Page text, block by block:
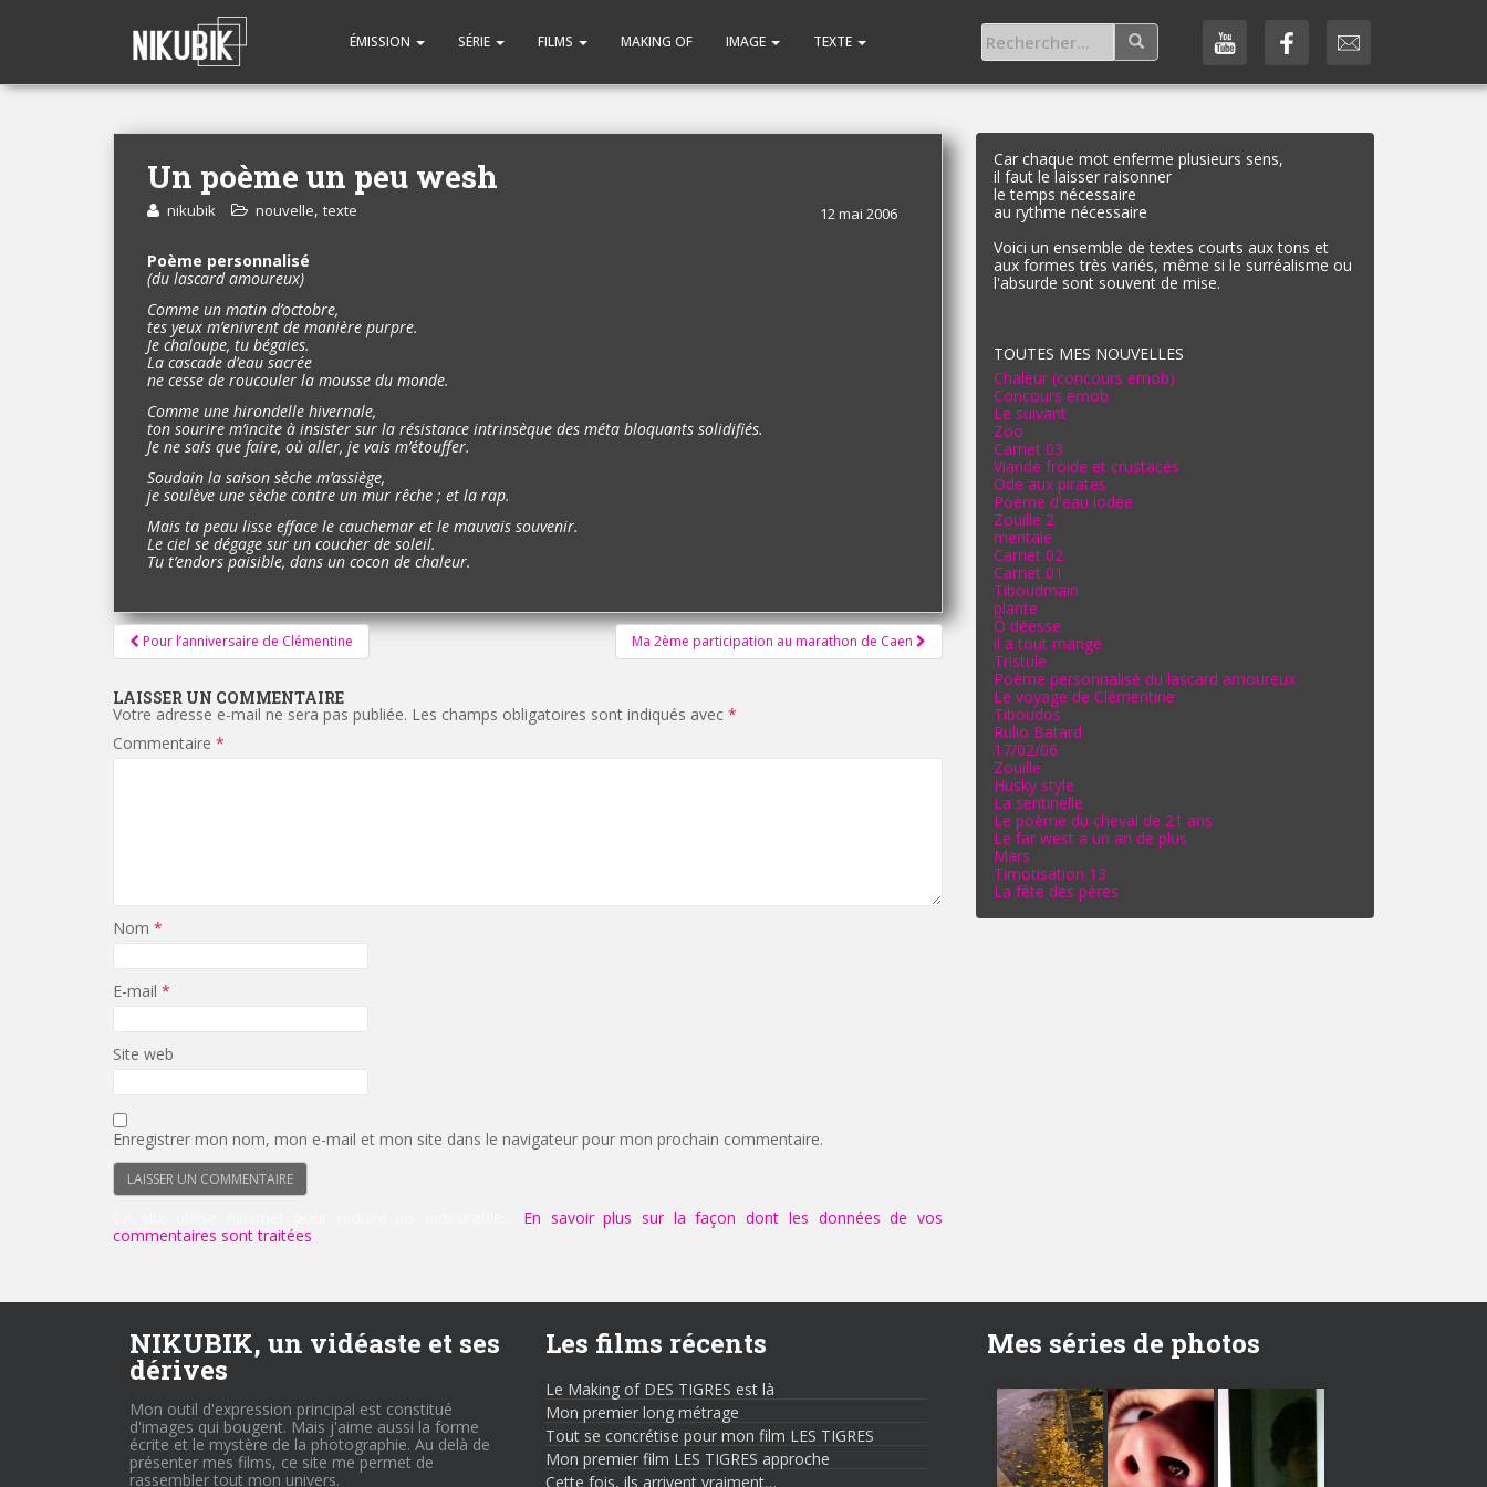
ÉMISSION SÉRIE FILMS MAKING OF IMAGE TEXTE
Un poème un peu wesh
12 mai 2006
nikubik nouvelle, texte
Poème personnalisé
(du lascard amoureux)
Comme un matin d’octobre,
tes yeux m’enivrent de manière purpre.
Je chaloupe, tu bégaies.
La cascade d’eau sacrée
ne cesse de roucouler la mousse du monde.
Comme une hirondelle hivernale,
ton sourire m’incite à insister sur la résistance intrinsèque des méta bloquants solidifiés.
Je ne sais que faire, où aller, je vais m’étouffer.
Soudain la saison sèche m’assiège,
je soulève une sèche contre un mur rêche ; et la rap.
Mais ta peau lisse efface le cauchemar et le mauvais souvenir.
Le ciel se dégage sur un coucher de soleil.
Tu t’endors paisible, dans un cocon de chaleur.
Pagination
d'article
Pour l’anniversaire de Clémentine Ma 2ème participation au marathon de Caen
LAISSER UN COMMENTAIRE
Votre adresse e-mail ne sera pas publiée. Les champs obligatoires sont indiqués avec *
Commentaire *
Nom *
E-mail *
Site web
Enregistrer mon nom, mon e-mail et mon site dans le navigateur pour mon prochain commentaire.
En savoir plus sur la façon dont les données de vos
commentaires sont traitées
Car chaque mot enferme plusieurs sens,
il faut le laisser raisonner
le temps nécessaire
au rythme nécessaire
Voici un ensemble de textes courts aux tons et
aux formes très variés, même si le surréalisme ou
l'absurde sont souvent de mise.
TOUTES MES NOUVELLES
Chaleur (concours emob)
Concours emob
Le suivant
Zoo
Carnet 03
Viande froide et crustacés
Ode aux pirates
Poème d'eau iodée
Zouille 2
mentale
Carnet 02
Carnet 01
Tiboudmain
plante
Ô déesse
il a tout mangé
Tristule
Poème personnalisé du lascard amoureux
Le voyage de Clémentine
Tiboudos
Rulio Batard
17/02/06
Zouille
Husky style
La sentinelle
Le poème du cheval de 21 ans
Le far west a un an de plus
Mars
Timotisation 13
La fête des pères
NIKUBIK, un vidéaste et ses
dérives
Mon outil d'expression principal est constitué
d'images qui bougent. Mais j'aime aussi la forme
écrite et le mystère de la photographie. Au delà de
présenter mes films, ce site me permet de
rassembler tout mon univers.
Les films récents
Le Making of DES TIGRES est là
Mon premier long métrage
Tout se concrétise pour mon film LES TIGRES
Mon premier film LES TIGRES approche
Cette fois, ils arrivent vraiment…
Mes séries de photos